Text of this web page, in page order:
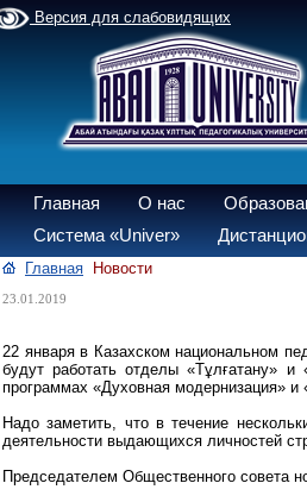
Версия для слабовидящих
Главная О нас
Система «Univer»
Главная Новости
23.01.2019
22 января в Казахском национальном
будут работать отделы «Тұлғатану»
программах «Духовная модернизация» и
Надо заметить, что в течение
деятельности выдающихся личностей
Председателем Общественного совета